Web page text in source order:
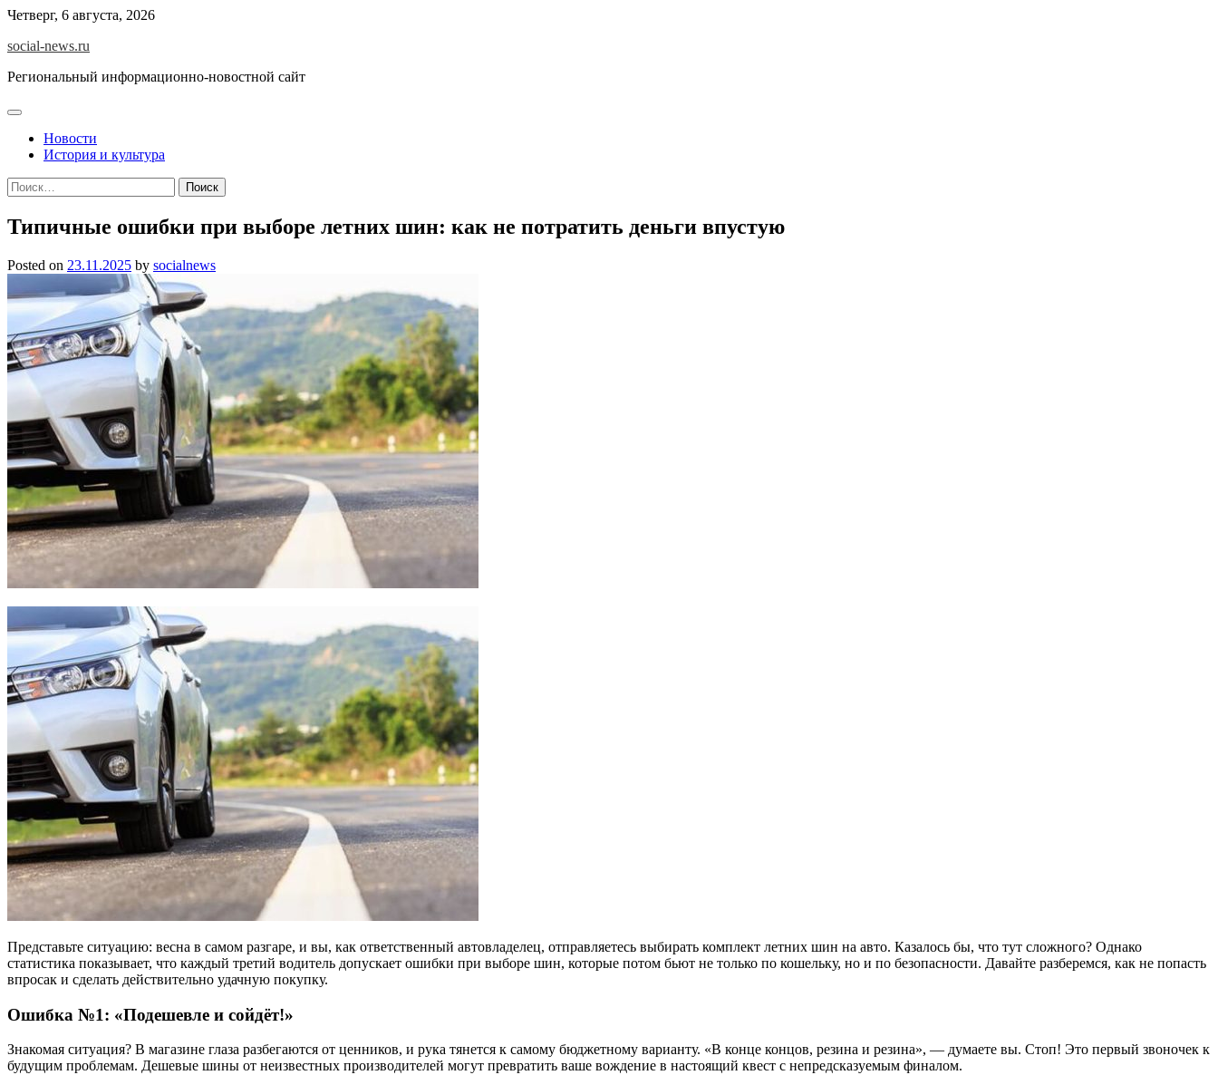
Skip
content
Четверг, 6 августа, 2026
social-news.ru
Региональный информационно-новостной сайт
Новости
История и культура
Найти:
Типичные ошибки при выборе летних шин: как не потратить деньги впустую
Posted on 23.11.2025 by socialnews
Представьте ситуацию: весна в самом разгаре, и вы, как ответственный автовладелец, отправляетесь выбирать комплект летних шин на авто. Казалось бы, что тут сложного? Однако
статистика показывает, что каждый третий водитель допускает ошибки при выборе шин, которые потом бьют не только по кошельку, но и по безопасности. Давайте разберемся, как не попасть
впросак и сделать действительно удачную покупку.
Ошибка №1: «Подешевле и сойдёт!»
Знакомая ситуация? В магазине глаза разбегаются от ценников, и рука тянется к самому бюджетному варианту. «В конце концов, резина и резина», — думаете вы. Стоп! Это первый звоночек к
будущим проблемам. Дешевые шины от неизвестных производителей могут превратить ваше вождение в настоящий квест с непредсказуемым финалом.